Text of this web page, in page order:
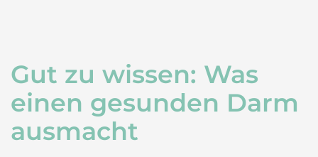
Gut zu wissen: Was
einen gesunden Darm
ausmacht